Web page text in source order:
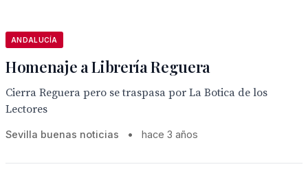
ANDALUCÍA
Homenaje a Librería Reguera
Cierra Reguera pero se traspasa por La Botica de los
Lectores
Sevilla buenas noticias • hace 3 años